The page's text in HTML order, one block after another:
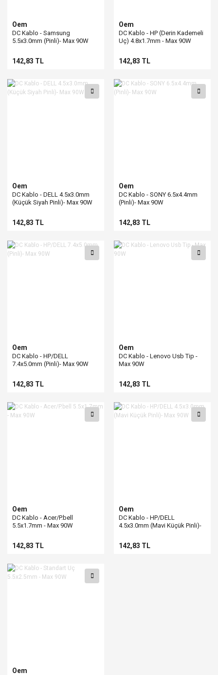
Oem
DC Kablo - Samsung
5.5x3.0mm (Pinli)- Max 90W
142,83 TL
Oem
DC Kablo - HP (Derin Kademeli
Uç) 4.8x1.7mm - Max 90W
142,83 TL
Oem
DC Kablo - DELL 4.5x3.0mm
(Küçük Siyah Pinli)- Max 90W
142,83 TL
Oem
DC Kablo - SONY 6.5x4.4mm
(Pinli)- Max 90W
142,83 TL
Oem
DC Kablo - HP/DELL
7.4x5.0mm (Pinli)- Max 90W
142,83 TL
Oem
DC Kablo - Lenovo Usb Tip -
Max 90W
142,83 TL
Oem
DC Kablo - Acer/P.bell
5.5x1.7mm - Max 90W
142,83 TL
Oem
DC Kablo - HP/DELL
4.5x3.0mm (Mavi Küçük Pinli)-
142,83 TL
Oem